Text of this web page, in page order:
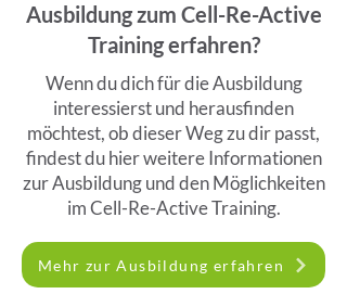
Ausbildung zum Cell-Re-Active
Training erfahren?
Wenn du dich für die Ausbildung
interessierst und herausfinden
möchtest, ob dieser Weg zu dir passt,
findest du hier weitere Informationen
zur Ausbildung und den Möglichkeiten
im Cell-Re-Active Training.
Mehr zur Ausbildung erfahren